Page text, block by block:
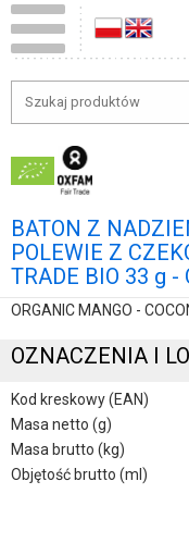
BATON Z
POLEWIE Z
TRADE BIO 33 g -
ORGANIC MANGO -
OZNACZENIA I
Kod kreskowy (EAN)
Masa netto (g)
Masa brutto (kg)
Objętość brutto (ml)